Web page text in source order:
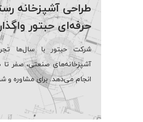
طراحی آشپزخانه
حرفه‌ای حبتور
شرکت حبتور با سال‌ها
آشپزخانه‌های صنعتی، صفر تا
انجام می‌دهد. برای مشاوره و